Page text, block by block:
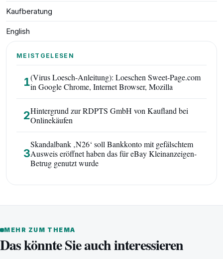
Kaufberatung
English
MEISTGELESEN
1(Virus Loesch-Anleitung): Loeschen Sweet-Page.com
in Google Chrome, Internet Browser, Mozilla
2Hintergrund zur RDPTS GmbH von Kaufland bei
Onlinekäufen
3
Skandalbank ‚N26‘ soll Bankkonto mit gefälschtem
Ausweis eröffnet haben das für eBay Kleinanzeigen-
Betrug genutzt wurde
MEHR ZUM THEMA
Das könnte Sie auch interessieren